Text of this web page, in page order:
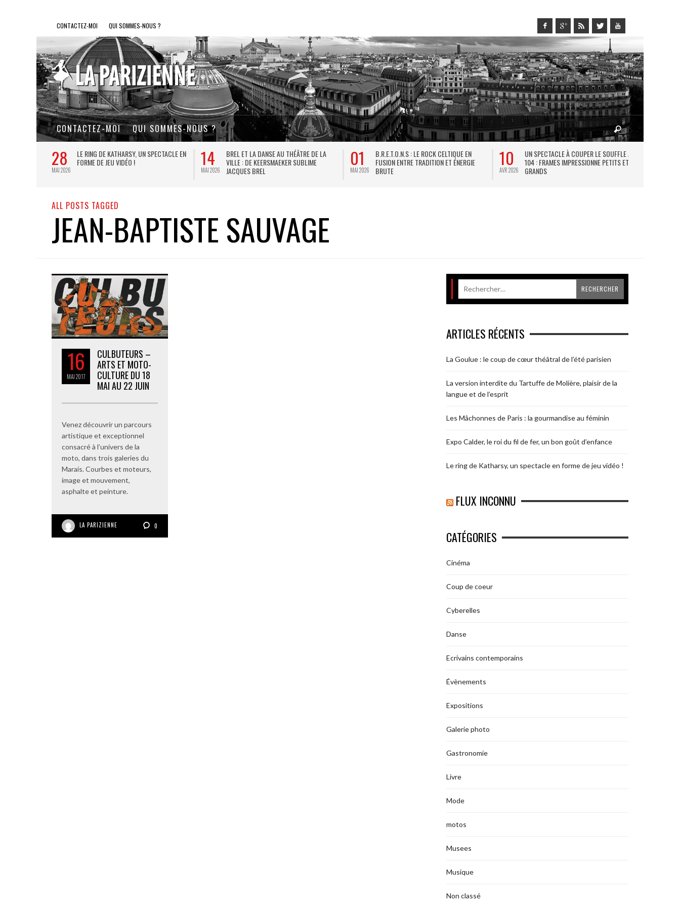
CONTACTEZ-MOI QUI SOMMES-NOUS ?
CONTACTEZ-MOI QUI SOMMES-NOUS ?
28
MAI 2026
LE RING DE KATHARSY, UN SPECTACLE EN
FORME DE JEU VIDÉO !
14
MAI 2026
BREL ET LA DANSE AU THÉÂTRE DE LA
VILLE : DE KEERSMAEKER SUBLIME
JACQUES BREL
01
MAI 2026
B.R.E.T.O.N.S : LE ROCK CELTIQUE EN
FUSION ENTRE TRADITION ET ÉNERGIE
BRUTE
10
AVR 2026
UN SPECTACLE À COUPER LE SOUFFLE AU
104 : FRAMES IMPRESSIONNE PETITS ET
GRANDS
ALL POSTS TAGGED
JEAN-BAPTISTE SAUVAGE
16
MAI2017
CULBUTEURS –
ARTS ET MOTO-
CULTURE DU 18
MAI AU 22 JUIN
Venez découvrir un parcours
artistique et exceptionnel
consacré à l’univers de la
moto, dans trois galeries du
Marais. Courbes et moteurs,
image et mouvement,
asphalte et peinture.
LA PARIZIENNE 0
ARTICLES RÉCENTS
La Goulue : le coup de cœur théâtral de l’été parisien
La version interdite du Tartuffe de Molière, plaisir de la
langue et de l’esprit
Les Mâchonnes de Paris : la gourmandise au féminin
Expo Calder, le roi du fil de fer, un bon goût d’enfance
Le ring de Katharsy, un spectacle en forme de jeu vidéo !
FLUX INCONNU
CATÉGORIES
Cinéma
Coup de coeur
Cyberelles
Danse
Ecrivains contemporains
Évènements
Expositions
Galerie photo
Gastronomie
Livre
Mode
motos
Musees
Musique
Non classé